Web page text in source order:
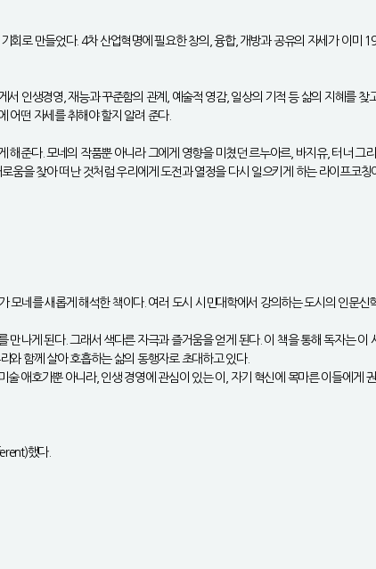
로 만들었다. 4차 산업혁명에 필요한 창의, 융합, 개방과 공유의 자세가 이미
서 인생경영, 재능과 꾸준함의 관계, 예술적 영감, 일상의 기적 등 삶의 지혜를
어떤 자세를 취해야 할지 알려 준다.
준다. 모네의 작품뿐 아니라 그에게 영향을 미쳤던 르누아르, 바지유, 터너
움을 찾아 떠난 것처럼 우리에게 도전과 열정을 다시 일으키게 하는 라이프코
네를 새롭게 해석한 책이다. 여러 도시 시민대학에서 강의하는 도시의 인문
나게 된다. 그래서 색다른 자극과 즐거움을 얻게 된다. 이 책을 통해 독자는
와 함께 살아 호흡하는 삶의 동행자로 초대하고 있다.
애호가뿐 아니라, 인생 경영에 관심이 있는 이, 자기 혁신에 목마른 이들에게
했다.